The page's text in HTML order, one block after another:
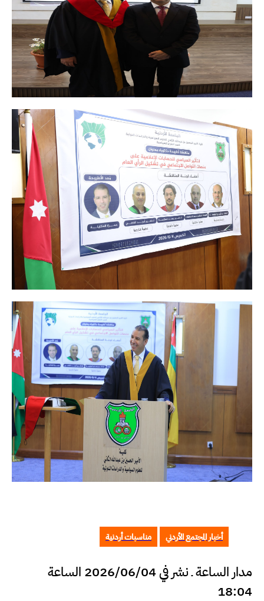
أخبار المجتمع الأردني مناسبات أردنية
مدار الساعة ـ نشر في 2026/06/04 الساعة
18:04